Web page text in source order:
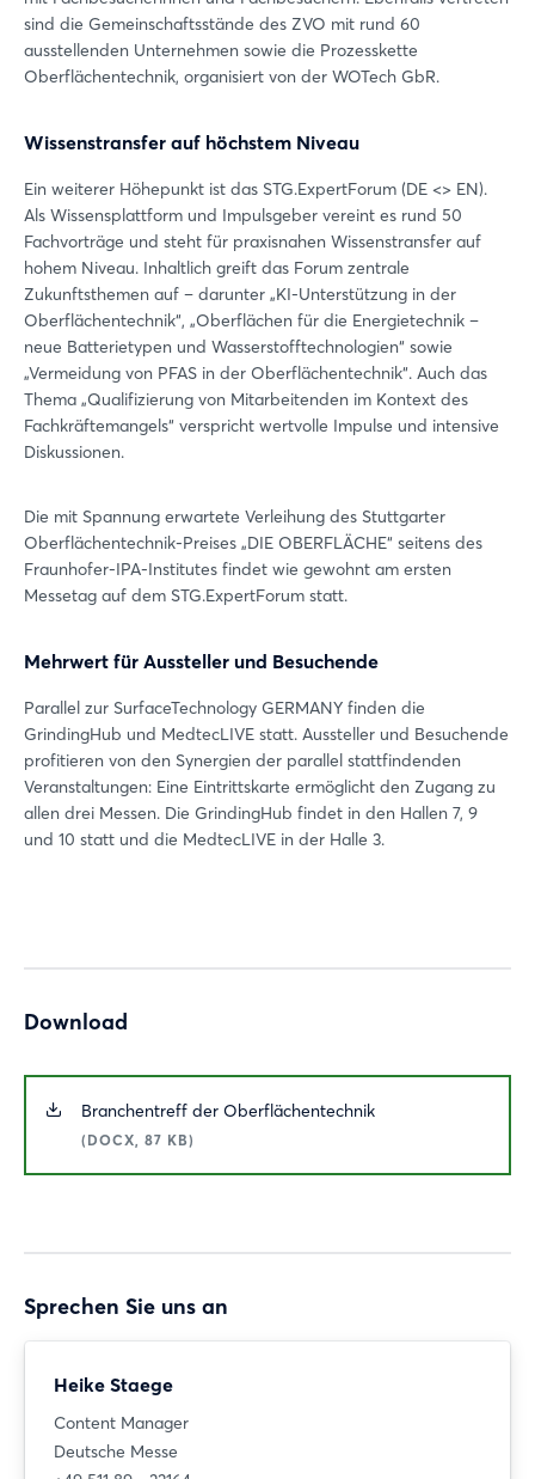
sind die Gemeinschaftsstände des ZVO mit rund 60
ausstellenden Unternehmen sowie die Prozesskette
Oberflächentechnik, organisiert von der WOTech GbR.
Wissenstransfer auf höchstem Niveau
Ein weiterer Höhepunkt ist das STG.ExpertForum (DE <> EN).
Als Wissensplattform und Impulsgeber vereint es rund 50
Fachvorträge und steht für praxisnahen Wissenstransfer auf
hohem Niveau. Inhaltlich greift das Forum zentrale
Zukunftsthemen auf – darunter „KI-Unterstützung in der
Oberflächentechnik“, „Oberflächen für die Energietechnik –
neue Batterietypen und Wasserstofftechnologien“ sowie
„Vermeidung von PFAS in der Oberflächentechnik“. Auch das
Thema „Qualifizierung von Mitarbeitenden im Kontext des
Fachkräftemangels“ verspricht wertvolle Impulse und intensive
Diskussionen.
Die mit Spannung erwartete Verleihung des Stuttgarter
Oberflächentechnik-Preises „DIE OBERFLÄCHE“ seitens des
Fraunhofer-IPA-Institutes findet wie gewohnt am ersten
Messetag auf dem STG.ExpertForum statt.
Mehrwert für Aussteller und Besuchende
Parallel zur SurfaceTechnology GERMANY finden die
GrindingHub und MedtecLIVE statt. Aussteller und Besuchende
profitieren von den Synergien der parallel stattfindenden
Veranstaltungen: Eine Eintrittskarte ermöglicht den Zugang zu
allen drei Messen. Die GrindingHub findet in den Hallen 7, 9
und 10 statt und die MedtecLIVE in der Halle 3.
Download
Branchentreff der Oberflächentechnik
(DOCX, 87 KB)
Sprechen Sie uns an
Heike Staege
Content Manager
Deutsche Messe
Login
Einloggen
Passwort vergessen?
Noch nicht angemeldet?
Jetzt registrieren